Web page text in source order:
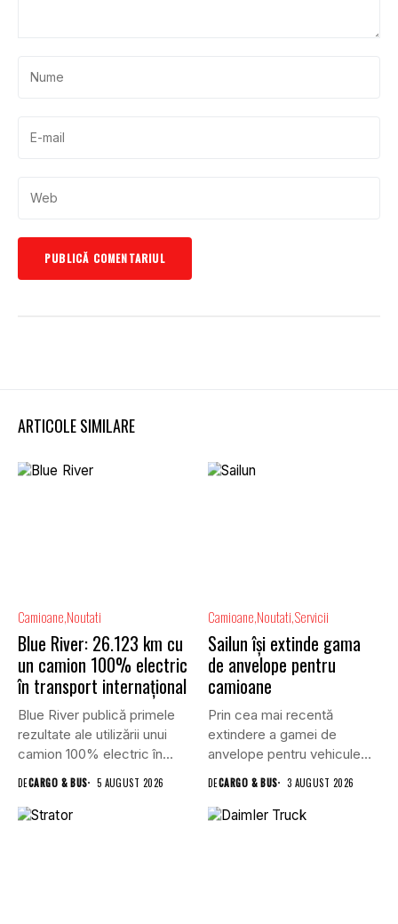
ARTICOLE SIMILARE
Camioane Noutati
Blue River: 26.123 km cu
un camion 100% electric
în transport internațional
Blue River publică primele
rezultate ale utilizării unui
camion 100% electric în...
DECARGO & BUS 5 AUGUST 2026
Camioane Noutati Servicii
Sailun își extinde gama
de anvelope pentru
camioane
Prin cea mai recentă
extindere a gamei de
anvelope pentru vehicule
DECARGO & BUS 3 AUGUST 2026